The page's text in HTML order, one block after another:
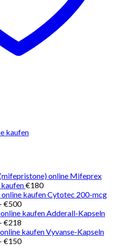
kaufen
Mifeprex
€180
Cytotec 200-mcg
€500Preisspanne:
€150
€500
Adderall-Kapseln
€218
€170
bis
Vyvanse-Kapseln
€150Preisspanne: